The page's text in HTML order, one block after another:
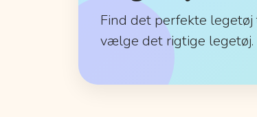
Find det perfekte
vælge det rigtige legetøj.